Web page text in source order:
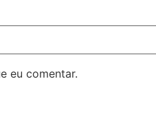
eu comentar.